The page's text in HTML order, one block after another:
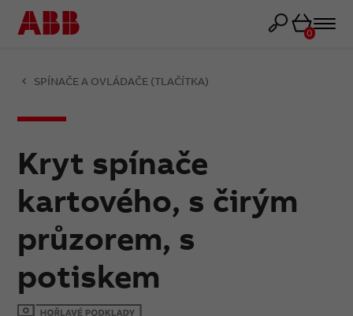
Košík
0
SPÍNAČE A OVLÁDAČE (TLAČÍTKA)
Kryt spínače
kartového, s čirým
průzorem, s
potiskem